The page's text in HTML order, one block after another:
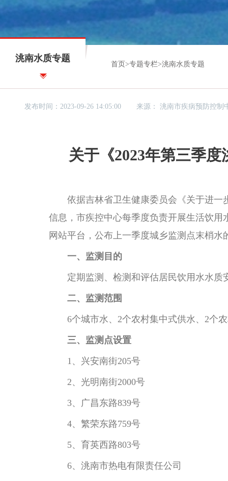
洮南水质专题
首页 >专题专栏>洮南水质专题
发布时间：2023-09-26 14:05:00 来源：洮南市疾病预防控制
关于《2023年第三季
依据吉林省卫生健康委员会《关于进一
信息，市疾控中心每季度负责开展生活饮
网站平台，公布上一季度城乡监测点末梢
一、监测目的
定期监测、检测和评估居民饮用水水质
二、监测范围
6个城市水、2个农村集中式供水、2个农
三、监测点设置
1、兴安南街205号
2、光明南街2000号
3、广昌东路839号
4、繁荣东路759号
5、育英西路803号
6、洮南市热电有限责任公司